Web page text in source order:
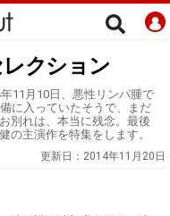
クション
11月10日、悪性リンパ腫で
に入っていたそうで、まだ
別れは、本当に残念。最後
の主演作を特集をします。
更新日： 2014年11月20日